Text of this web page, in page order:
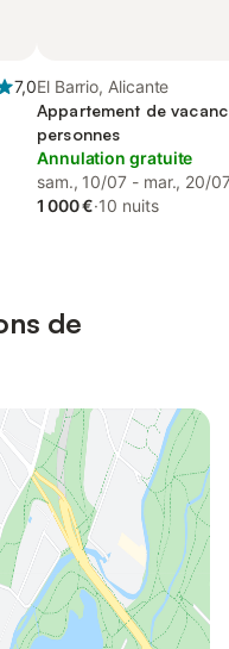
7,0El Barrio, Alicante
Appartement de
personnes
Annulation gratuite
sam., 10/07 - mar., 20/
1 000 €·10 nuits
de